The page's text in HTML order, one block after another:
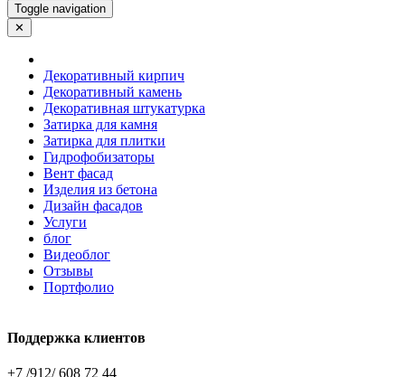
Toggle navigation
✕
Декоративный кирпич
Декоративный камень
Декоративная штукатурка
Затирка для камня
Затирка для плитки
Гидрофобизаторы
Вент фасад
Изделия из бетона
Дизайн фасадов
Услуги
блог
Видеоблог
Отзывы
Портфолио
Поддержка клиентов
+7 /912/ 608 72 44